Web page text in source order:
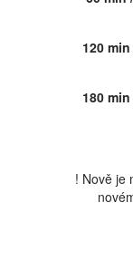
120
180
! Nově je